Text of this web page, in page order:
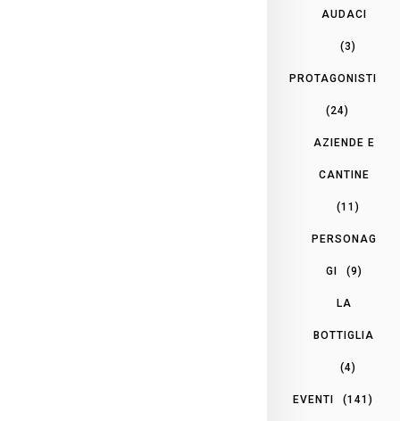
AUDACI
(3)
PROTAGONISTI
(24)
AZIENDE E
CANTINE
(11)
PERSONAG
GI (9)
LA
BOTTIGLIA
(4)
EVENTI (141)